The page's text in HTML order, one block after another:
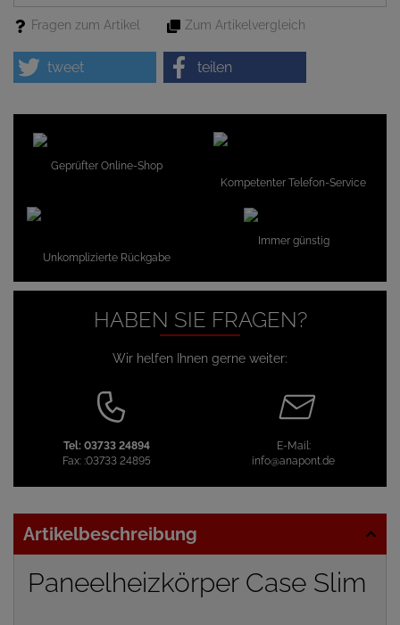
Fragen zum Artikel Zum Artikelvergleich
tweet teilen
Geprüfter Online-Shop
Kompetenter Telefon-Service
Unkomplizierte Rückgabe
Immer günstig
HABEN SIE FRAGEN?
Wir helfen Ihnen gerne weiter:
Tel: 03733 24894
Fax: :03733 24895
E-Mail:
info@anapont.de
Artikelbeschreibung
Paneelheizkörper Case Slim